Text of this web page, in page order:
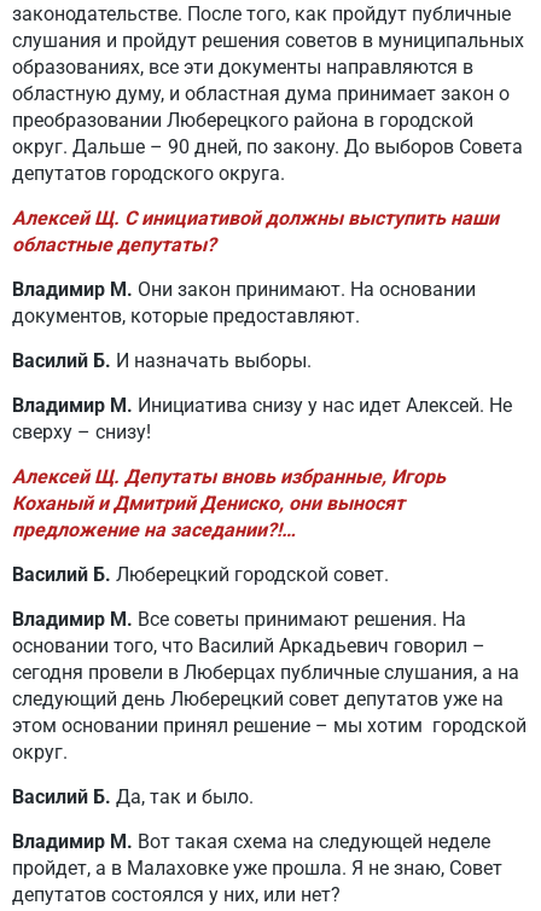
законодательстве. После того, как пройдут публичные
слушания и пройдут решения советов в муниципальных
образованиях, все эти документы направляются в
областную думу, и областная дума принимает закон о
преобразовании Люберецкого района в городской
округ. Дальше – 90 дней, по закону. До выборов Совета
депутатов городского округа.
Алексей Щ. С инициативой должны выступить наши
областные депутаты?
Владимир М. Они закон принимают. На основании
документов, которые предоставляют.
Василий Б. И назначать выборы.
Владимир М. Инициатива снизу у нас идет Алексей. Не
сверху – снизу!
Алексей Щ. Депутаты вновь избранные, Игорь
Коханый и Дмитрий Дениско, они выносят
предложение на заседании?!…
Василий Б. Люберецкий городской совет.
Владимир М. Все советы принимают решения. На
основании того, что Василий Аркадьевич говорил –
сегодня провели в Люберцах публичные слушания, а на
следующий день Люберецкий совет депутатов уже на
этом основании принял решение – мы хотим городской
округ.
Василий Б. Да, так и было.
Владимир М. Вот такая схема на следующей неделе
пройдет, а в Малаховке уже прошла. Я не знаю, Совет
депутатов состоялся у них, или нет?